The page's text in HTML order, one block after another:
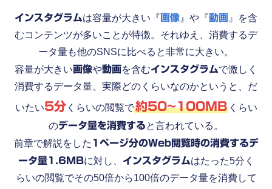
インスタグラムは容量が大きい『画像 』や『動画 』を含
むコンテンツが多いことが特徴。それゆえ、消費するデ
ータ量も他のSNSに比べると非常に大きい。
容量が大きい画像や動画を含むインスタグラムで激しく
消費するデータ量、実際どのくらいなのかというと、だ
いたい5分くらいの閲覧で約50~100MBくらい
のデータ量を消費すると言われている。
前章で解説をした 1ページ分のWeb閲覧時の消費するデ
ータ量1.6MBに対し、 インスタグラムはたった5分く
らいの閲覧でその50倍から100倍のデータ量を消費して